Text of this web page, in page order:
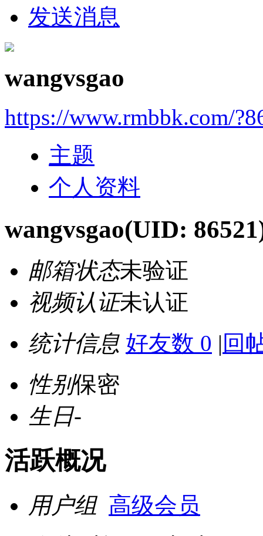
发送消息
wangvsgao
https://www.rmbbk.com/
主题
个人资料
wangvsgao(UID:
邮箱状态未验证
视频认证未认证
统计信息 好友数 0 | 回
性别保密
生日-
活跃概况
用户组 高级会员